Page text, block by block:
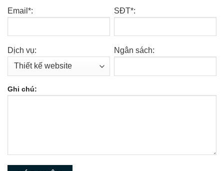
Email*: SĐT*:
Dịch vụ: Ngân sách:
Ghi chú: